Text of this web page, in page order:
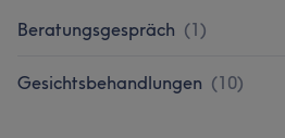
Beratungsgespräch (1)
Gesichtsbehandlungen (10)